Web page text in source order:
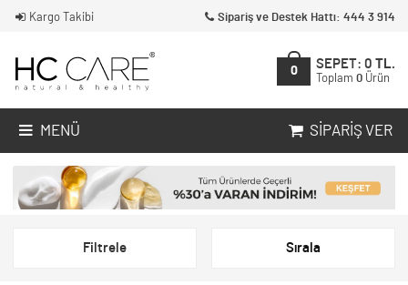
Kargo Takibi Sipariş ve Destek Hattı: 444 3 914
0
SEPET: 0 TL.
Toplam 0 Ürün
MENÜ SIPARIŞ VER
Filtrele Sırala